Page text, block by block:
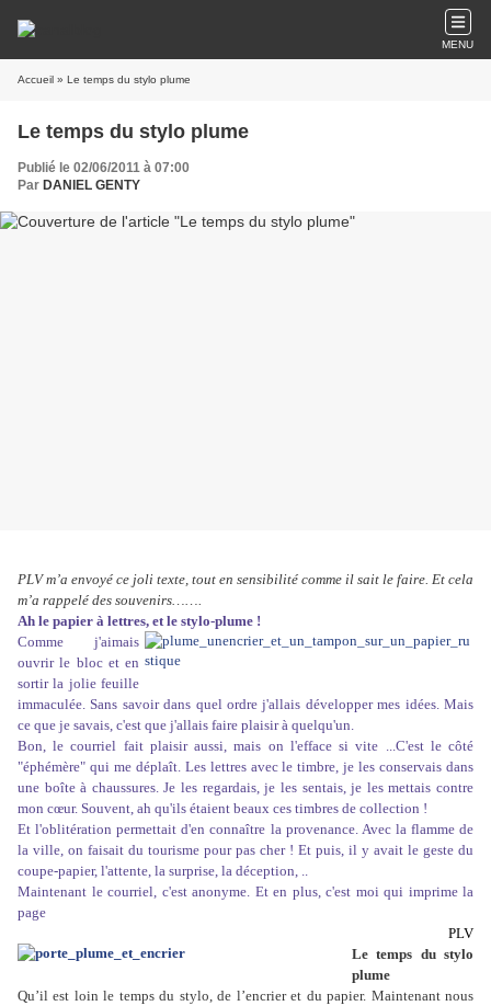
MENU
Accueil » Le temps du stylo plume
Le temps du stylo plume
Publié le 02/06/2011 à 07:00
Par DANIEL GENTY
PLV m’a envoyé ce joli texte, tout en sensibilité comme il sait le faire. Et cela
m’a rappelé des souvenirs…….
Ah le papier à lettres, et le stylo-plume !
Comme j'aimais
ouvrir le bloc et en
sortir la jolie feuille
immaculée. Sans savoir dans quel ordre j'allais développer mes idées. Mais
ce que je savais, c'est que j'allais faire plaisir à quelqu'un.
Bon, le courriel fait plaisir aussi, mais on l'efface si vite ...C'est le côté
"éphémère" qui me déplaît. Les lettres avec le timbre, je les conservais dans
une boîte à chaussures. Je les regardais, je les sentais, je les mettais contre
mon cœur. Souvent, ah qu'ils étaient beaux ces timbres de collection !
Et l'oblitération permettait d'en connaître la provenance. Avec la flamme de
la ville, on faisait du tourisme pour pas cher ! Et puis, il y avait le geste du
coupe-papier, l'attente, la surprise, la déception, ..
Maintenant le courriel, c'est anonyme. Et en plus, c'est moi qui imprime la
page
PLV
Le temps du stylo
plume
Qu’il est loin le temps du stylo, de l’encrier et du papier. Maintenant nous